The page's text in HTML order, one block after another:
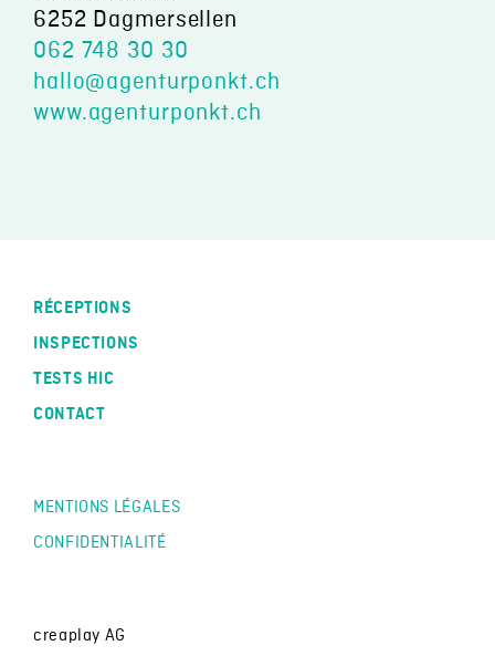
6252 Dagmersellen
062 748 30 30
hallo@agenturponkt.ch
www.agenturponkt.ch
RÉCEPTIONS
INSPECTIONS
TESTS HIC
CONTACT
MENTIONS LÉGALES
CONFIDENTIALITÉ
creaplay AG